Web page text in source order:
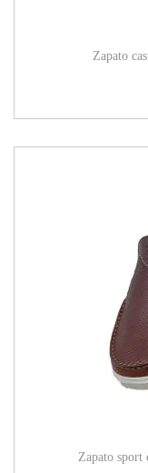
Zapato
Zapato sport